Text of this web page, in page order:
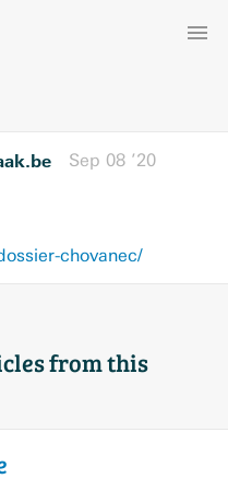
Sep 08 ’20
chovanec/
from this